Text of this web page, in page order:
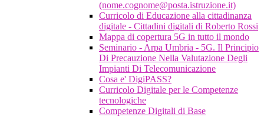
(nome.cognome@posta.istruzione.it)
Curricolo di Educazione alla cittadinanza
digitale - Cittadini digitali di Roberto Rossi
Mappa di copertura 5G in tutto il mondo
Seminario - Arpa Umbria - 5G. Il Principio
Di Precauzione Nella Valutazione Degli
Impianti Di Telecomunicazione
Cosa e' DigiPASS?
Curricolo Digitale per le Competenze
tecnologiche
Competenze Digitali di Base